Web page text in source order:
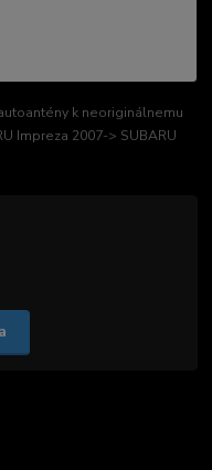
k neoriginálnemu
Impreza 2007-> SUBARU